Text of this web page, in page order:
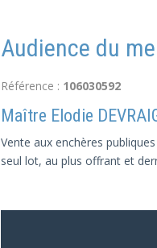
Audience du
Référence : 106030592
Maître Elodie
Vente aux enchères
seul lot, au plus offrant et